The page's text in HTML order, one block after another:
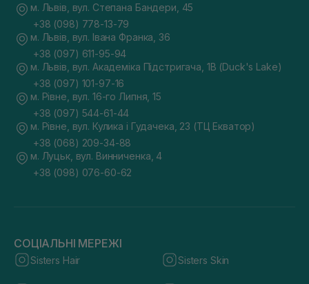
м. Львів, вул. Степана Бандери, 45
+38 (098) 778-13-79
м. Львів, вул. Івана Франка, 36
+38 (097) 611-95-94
м. Львів, вул. Академіка Підстригача, 1В (Duck's Lake)
+38 (097) 101-97-16
м. Рівне, вул. 16-го Липня, 15
+38 (097) 544-61-44
м. Рівне, вул. Кулика і Гудачека, 23 (ТЦ Екватор)
+38 (068) 209-34-88
м. Луцьк, вул. Винниченка, 4
+38 (098) 076-60-62
СОЦІАЛЬНІ МЕРЕЖІ
Sisters Hair Sisters Skin